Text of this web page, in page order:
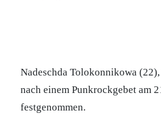
Nadeschda Tolokonnikowa
nach einem Punkrockgebet am
festgenommen.